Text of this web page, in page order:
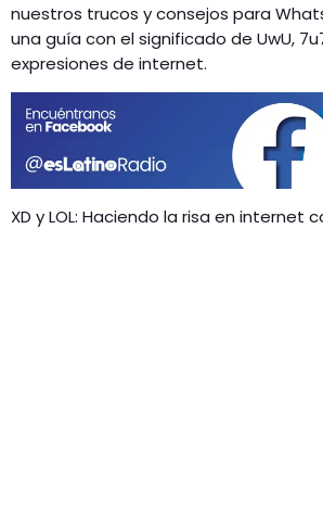
nuestros trucos y consejos para
una guía con el significado de UwU,
expresiones de internet.
XD y LOL: Haciendo la risa en internet